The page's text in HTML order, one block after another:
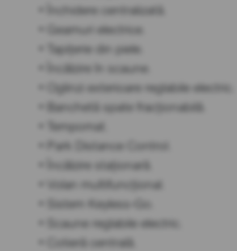
• Închidere centralizată.
• Geamuri electrice.
• Tapițerie din piele.
• Încălzire în scaune.
• Oglinzi exterioare reglabile electric.
• Banchetă spate fracționabilă.
• Tempomat.
• Park Distance Control.
• Încălzire staționară.
• Volan multifuncțional.
• Sistem Keyless-Go.
• Scaune reglabile electric.
• Cotieră centrală.